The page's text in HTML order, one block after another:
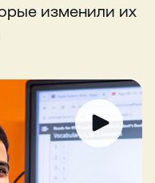
изменили их